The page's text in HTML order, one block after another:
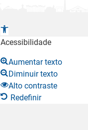
A
b
i
r
a
b
Acessibilidade
Aumentar texto
Diminuir texto
Alto contraste
Redefinir